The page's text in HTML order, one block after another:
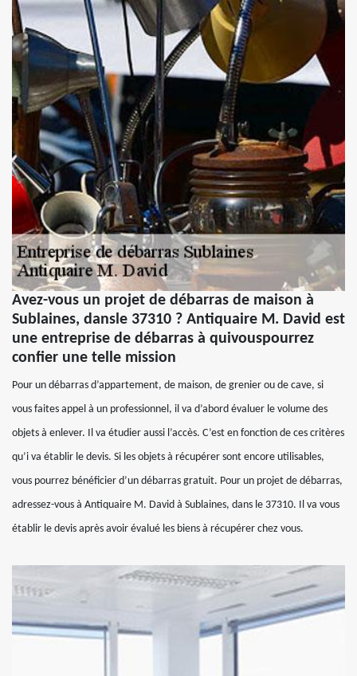
Avez-vous un projet de débarras de maison à
Sublaines, dansle 37310 ? Antiquaire M. David est
une entreprise de débarras à quivouspourrez
confier une telle mission
Pour un débarras d’appartement, de maison, de grenier ou de cave, si
vous faites appel à un professionnel, il va d’abord évaluer le volume des
objets à enlever. Il va étudier aussi l’accès. C’est en fonction de ces critères
qu’i va établir le devis. Si les objets à récupérer sont encore utilisables,
vous pourrez bénéficier d’un débarras gratuit. Pour un projet de débarras,
adressez-vous à Antiquaire M. David à Sublaines, dans le 37310. Il va vous
établir le devis après avoir évalué les biens à récupérer chez vous.